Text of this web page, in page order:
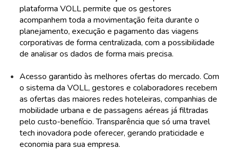
plataforma VOLL permite que os gestores
acompanhem toda a movimentação feita durante o
planejamento, execução e pagamento das viagens
corporativas de forma centralizada, com a possibilidade
de analisar os dados de forma mais precisa.
Acesso garantido às melhores ofertas do mercado. Com
o sistema da VOLL, gestores e colaboradores recebem
as ofertas das maiores redes hoteleiras, companhias de
mobilidade urbana e de passagens aéreas já filtradas
pelo custo-benefício. Transparência que só uma travel
tech inovadora pode oferecer, gerando praticidade e
economia para sua empresa.